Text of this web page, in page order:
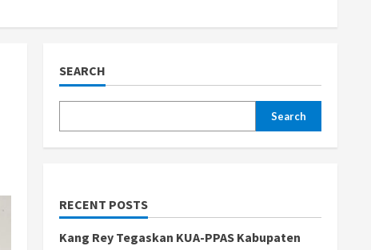
SEARCH
Search
RECENT POSTS
Kang Rey Tegaskan KUA-PPAS Kabupaten